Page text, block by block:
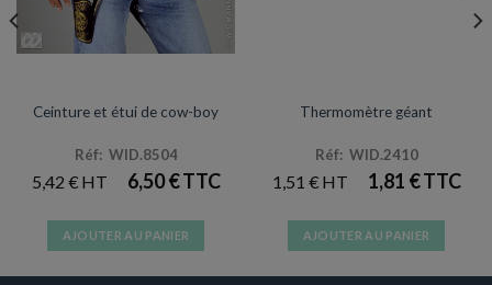
Ceinture et étui de cow-boy
Réf: WID.8504
5,42 € 6,50€
AJOUTER AU PANIER
Thermomètre géant
Réf: WID.2410
1,51 € 1,81 €
AJOUTER AU PANIER